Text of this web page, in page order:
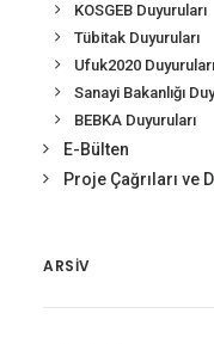
KOSGEB Duyuruları
Tübitak Duyuruları
Ufuk2020 Duyuruları
Sanayi Bakanlığı
BEBKA Duyuruları
E-Bülten
Proje Çağrıları ve
ARSIV